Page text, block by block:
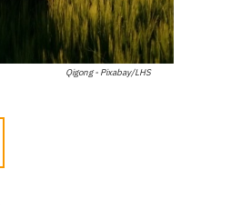
Qigong - Pixabay/LHS